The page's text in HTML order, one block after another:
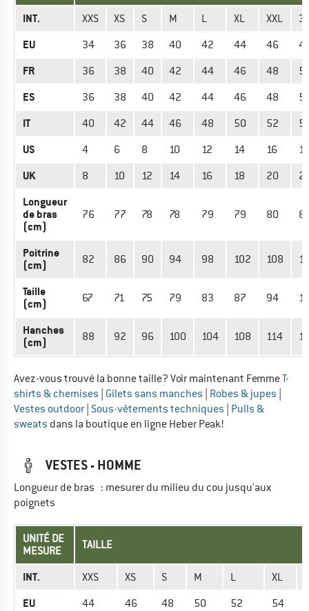
INT. XXS XS S M L XL XXL
EU 34 36 38 40 42 44 46
FR 36 38 40 42 44 46 48
ES 36 38 40 42 44 46 48
IT 40 42 44 46 48 50 52
US 4 6 8 10 12 14 16 18
UK 8 10 12 14 16 18 20
Longueur
de bras
(cm)
76 77 78 78 79 79 80
Poitrine
(cm)
82 86 90 94 98 102 108
Taille
(cm)
67 71 75 79 83 87 94
Hanches
(cm)
88 92 96 100 104 108 114
Avez-vous trouvé la bonne taille? Voir maintenant FemmeT-
shirts & chemises Gilets sans manches Robes & jupes
Vestes outdoor Sous-vêtements techniques Pulls &
sweats dans la boutique en ligne Heber Peak!
VESTES - HOMME
Longueur de bras : mesurer du milieu du cou jusqu'aux
poignets
UNITÉ DE
MESURE
TAILLE
INT. XXS XS S M L XL
EU 44 46 48 50 52 54